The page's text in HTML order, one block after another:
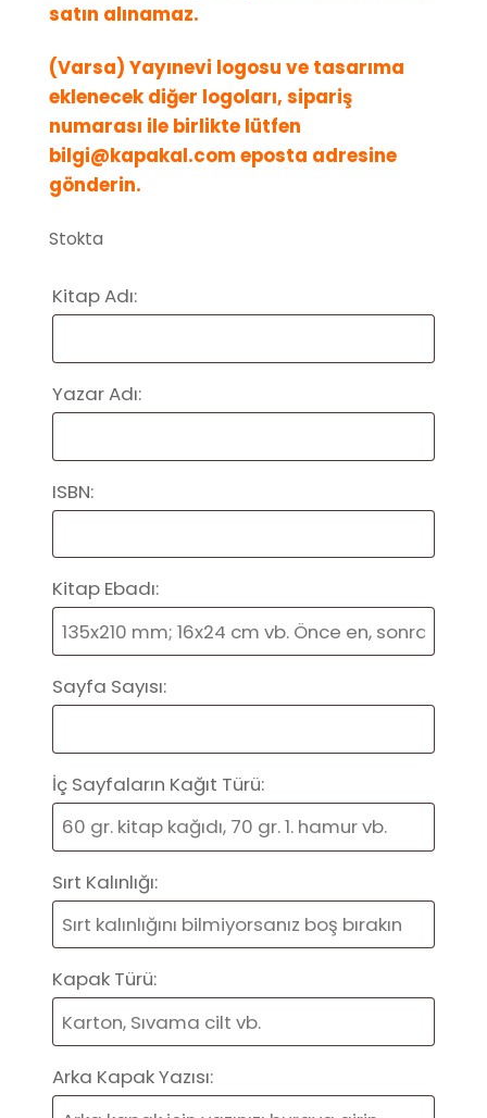
satın alınamaz.
(Varsa) Yayınevi logosu ve tasarıma
eklenecek diğer logoları, sipariş
numarası ile birlikte lütfen
bilgi@kapakal.com eposta adresine
gönderin.
Stokta
Kitap Adı:
Yazar Adı:
ISBN:
Kitap Ebadı:
Sayfa Sayısı:
İç Sayfaların Kağıt Türü:
Sırt Kalınlığı:
Kapak Türü:
Arka Kapak Yazısı: